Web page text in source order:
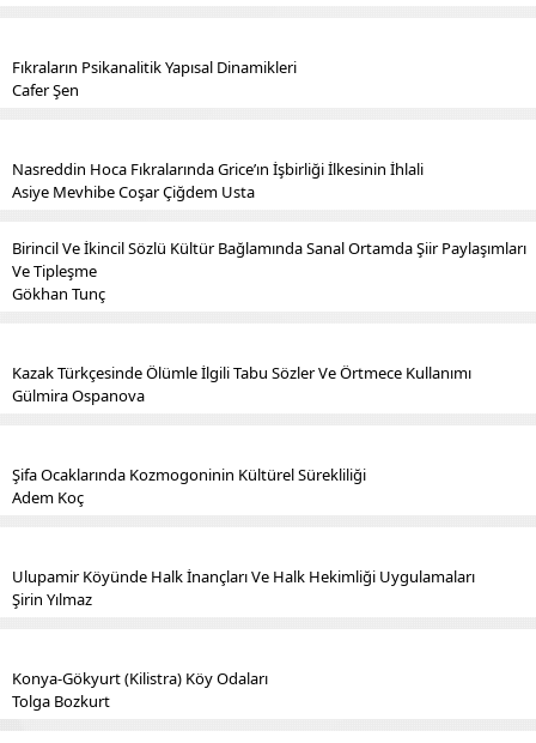
Fıkraların Psikanalitik Yapısal Dinamikleri
Cafer Şen
Nasreddin Hoca Fıkralarında Grice’ın İşbirliği İlkesinin İhlali
Asiye Mevhibe Coşar Çiğdem Usta
Birincil Ve İkincil Sözlü Kültür Bağlamında Sanal Ortamda Şiir Paylaşımları
Ve Tipleşme
Gökhan Tunç
Kazak Türkçesinde Ölümle İlgili Tabu Sözler Ve Örtmece Kullanımı
Gülmira Ospanova
Şifa Ocaklarında Kozmogoninin Kültürel Sürekliliği
Adem Koç
Ulupamir Köyünde Halk İnançları Ve Halk Hekimliği Uygulamaları
Şirin Yılmaz
Konya-Gökyurt (Kilistra) Köy Odaları
Tolga Bozkurt